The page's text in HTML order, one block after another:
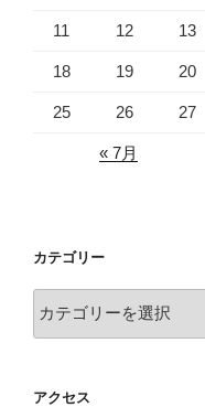
11 12 13
18 19 20
25 26 27
« 7月
カテゴリー
テ
ー
アクセス